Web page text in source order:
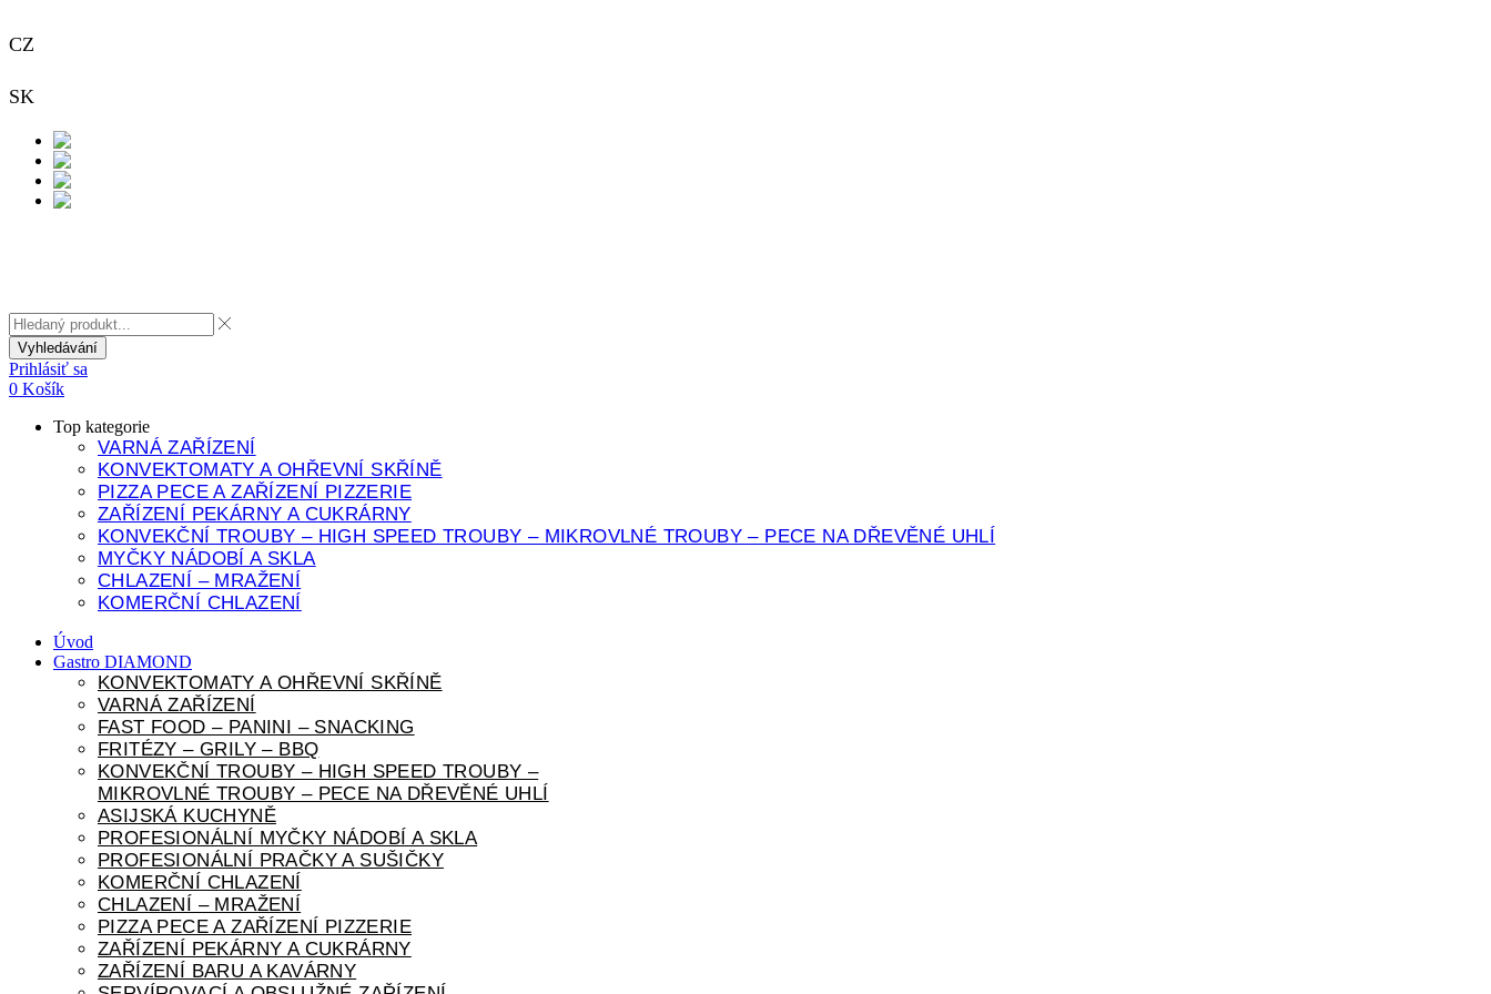
CZ
SK
Vyhledávání
Prihlásiť sa
0 Košík
Top kategorie
VARNÁ ZAŘÍZENÍ
KONVEKTOMATY A OHŘEVNÍ SKŘÍNĚ
PIZZA PECE A ZAŘÍZENÍ PIZZERIE
ZAŘÍZENÍ PEKÁRNY A CUKRÁRNY
KONVEKČNÍ TROUBY – HIGH SPEED TROUBY – MIKROVLNÉ TROUBY – PECE NA DŘEVĚNÉ UHLÍ
MYČKY NÁDOBÍ A SKLA
CHLAZENÍ – MRAŽENÍ
KOMERČNÍ CHLAZENÍ
Úvod
Gastro DIAMOND
KONVEKTOMATY A OHŘEVNÍ SKŘÍNĚ
VARNÁ ZAŘÍZENÍ
FAST FOOD – PANINI – SNACKING
FRITÉZY – GRILY – BBQ
KONVEKČNÍ TROUBY – HIGH SPEED TROUBY –
MIKROVLNÉ TROUBY – PECE NA DŘEVĚNÉ UHLÍ
ASIJSKÁ KUCHYNĚ
PROFESIONÁLNÍ MYČKY NÁDOBÍ A SKLA
PROFESIONÁLNÍ PRAČKY A SUŠIČKY
KOMERČNÍ CHLAZENÍ
CHLAZENÍ – MRAŽENÍ
PIZZA PECE A ZAŘÍZENÍ PIZZERIE
ZAŘÍZENÍ PEKÁRNY A CUKRÁRNY
ZAŘÍZENÍ BARU A KAVÁRNY